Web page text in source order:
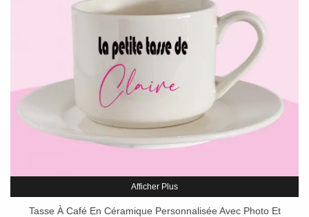
Afficher Plus
Tasse À Café En Céramique Personnalisée Avec Photo Et